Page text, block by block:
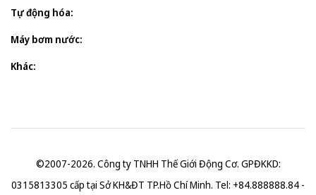
Tự động hóa:
Máy bơm nước:
Khác:
©2007-2026. Công ty TNHH Thế Giới Động Cơ. GPĐKKD:
0315813305 cấp tại Sở KH&ĐT TP.Hồ Chí Minh. Tel: +84.888888.84 -